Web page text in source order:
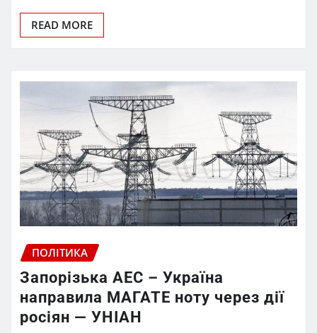
READ MORE
ПОЛІТИКА
Запорізька АЕС – Україна
направила МАГАТЕ ноту через дії
росіян — УНІАН